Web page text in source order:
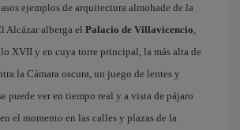
ejemplos de arquitectura almohade de la
Alcázar alberga el Palacio de Villavicencio
XVII y en cuya torre principal, la más alta de
la Cámara oscura, un juego de lentes y
puede ver en tiempo real y a vista de pájaro
el momento en las calles y plazas de la